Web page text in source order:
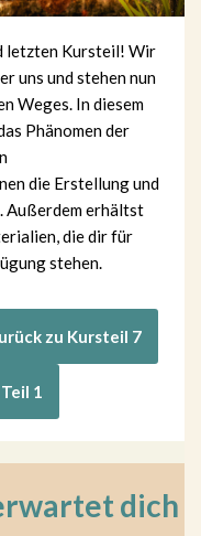
letzten Kursteil! Wir
uns und stehen nun
Weges. In diesem
Phänomen der
die Erstellung und
Außerdem erhältst
die dir für
stehen.
zu Kursteil 7
1
dich